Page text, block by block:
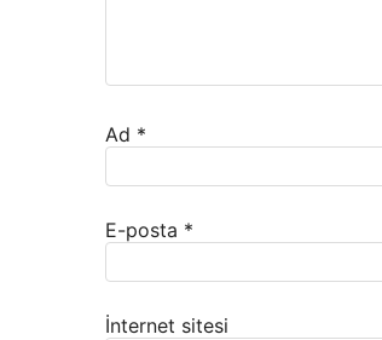
Ad *
E-posta *
İnternet sitesi